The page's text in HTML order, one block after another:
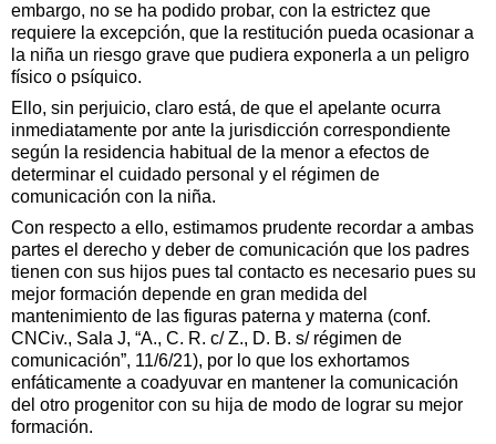
embargo, no se ha podido probar, con la estrictez que
requiere la excepción, que la restitución pueda ocasionar a
la niña un riesgo grave que pudiera exponerla a un peligro
físico o psíquico.
Ello, sin perjuicio, claro está, de que el apelante ocurra
inmediatamente por ante la jurisdicción correspondiente
según la residencia habitual de la menor a efectos de
determinar el cuidado personal y el régimen de
comunicación con la niña.
Con respecto a ello, estimamos prudente recordar a ambas
partes el derecho y deber de comunicación que los padres
tienen con sus hijos pues tal contacto es necesario pues su
mejor formación depende en gran medida del
mantenimiento de las figuras paterna y materna (conf.
CNCiv., Sala J, “A., C. R. c/ Z., D. B. s/ régimen de
comunicación”, 11/6/21), por lo que los exhortamos
enfáticamente a coadyuvar en mantener la comunicación
del otro progenitor con su hija de modo de lograr su mejor
formación.